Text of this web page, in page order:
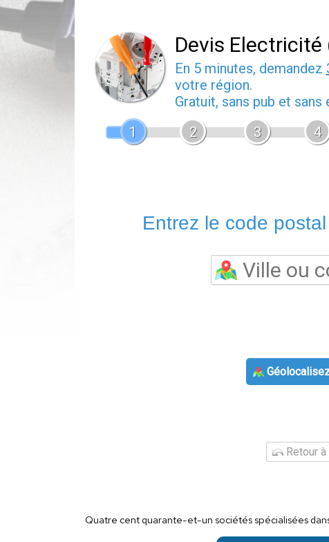
Devis
En 5 minutes, demandez
votre région.
Gratuit, sans pub et sans
1
2 3 4
Entrez le code
Retour
Quatre cent quarante-et-un sociétés spécialisées